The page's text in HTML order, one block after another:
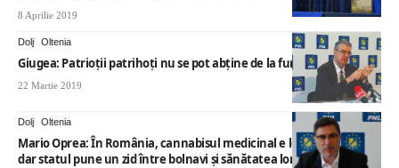
8 Aprilie 2019
Dolj Oltenia
Giugea: Patrioţii patrihoţi nu se pot abţine de la furat
22 Martie 2019
Dolj Oltenia
Mario Oprea: În România, cannabisul medicinal e legal din 2013,
dar statul pune un zid între bolnavi şi sănătatea lor